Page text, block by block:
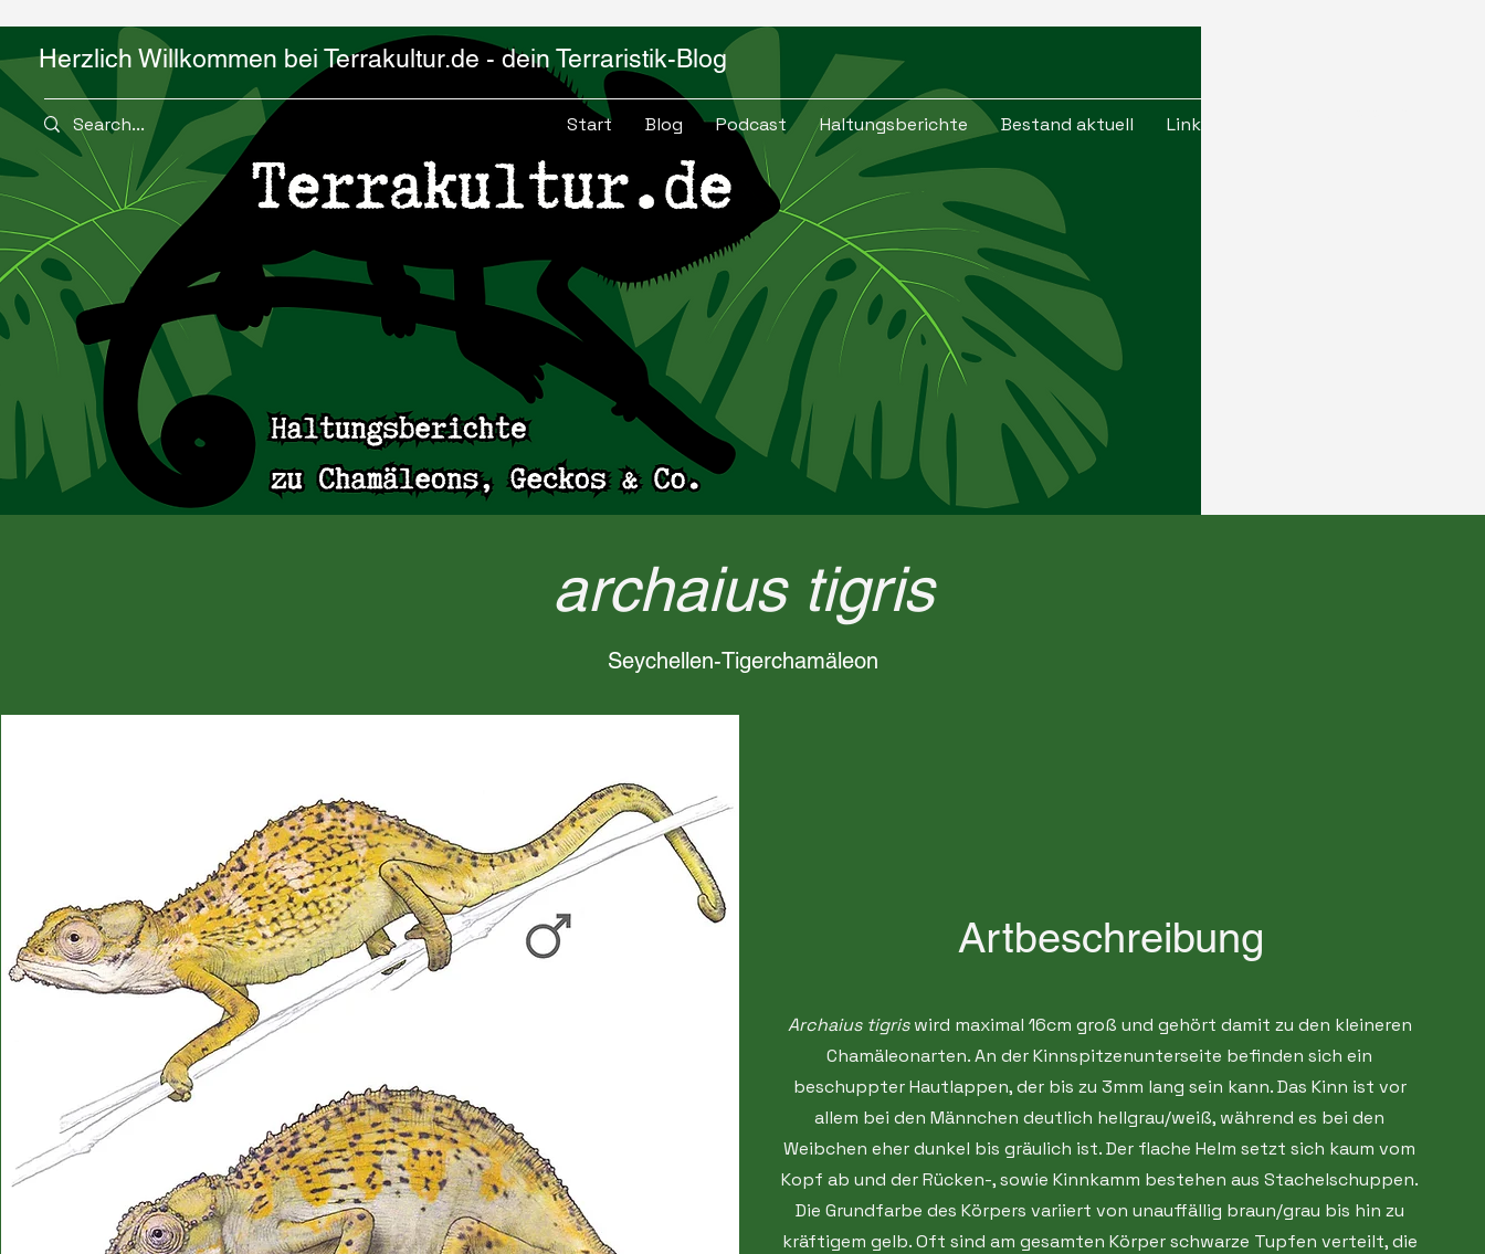
Herzlich Willkommen bei Terrakultur.de - dein Terraristik-Blog
Start Blog Podcast Haltungsberichte Bestand aktuell Links
archaius tigris
Seychellen-Tigerchamäleon
Artbeschreibung
Archaius tigriswird maximal 16cm groß und gehört damit zu den kleineren
Chamäleonarten. An der Kinnspitzenunterseite befinden sich ein
beschuppter Hautlappen, der bis zu 3mm lang sein kann. Das Kinn ist vor
allem bei den Männchen deutlich hellgrau/weiß, während es bei den
Weibchen eher dunkel bis gräulich ist. Der flache Helm setzt sich kaum vom
Kopf ab und der Rücken-, sowie Kinnkamm bestehen aus Stachelschuppen.
Die Grundfarbe des Körpers variiert von unauffällig braun/grau bis hin zu
kräftigem gelb. Oft sind am gesamten Körper schwarze Tupfen verteilt, die